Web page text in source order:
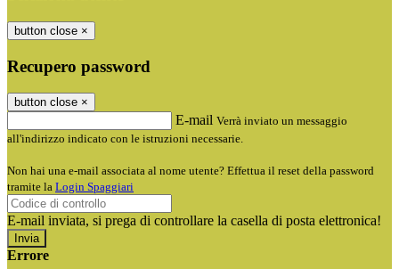
button close ×
Recupero password
button close ×
E-mail Verrà inviato un messaggio
all'indirizzo indicato con le istruzioni necessarie.
Non hai una e-mail associata al nome utente? Effettua il reset della password
tramite la Login Spaggiari
E-mail inviata, si prega di controllare la casella di posta elettronica!
Errore